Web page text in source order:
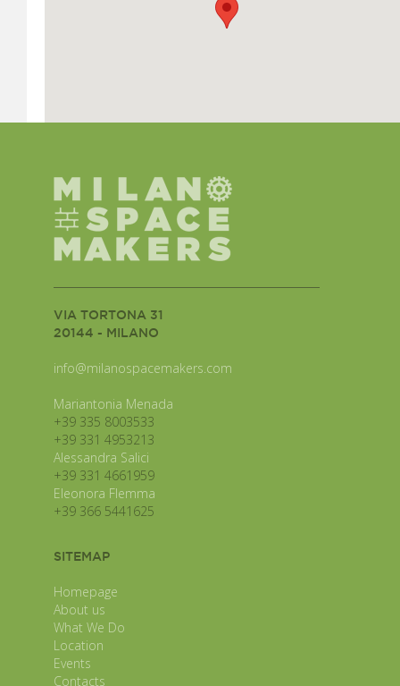
VIA TORTONA 31
20144 - MILANO
info@milanospacemakers.com
Mariantonia Menada
+39 335 8003533
+39 331 4953213
Alessandra Salici
+39 331 4661959
Eleonora Flemma
+39 366 5441625
SITEMAP
Homepage
About us
What We Do
Location
Events
Contacts